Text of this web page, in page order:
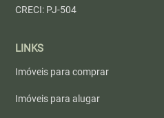
CRECI: PJ-504
LINKS
Imóveis para comprar
Imóveis para alugar